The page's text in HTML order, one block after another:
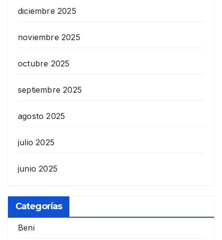
diciembre 2025
noviembre 2025
octubre 2025
septiembre 2025
agosto 2025
julio 2025
junio 2025
Categorías
Beni